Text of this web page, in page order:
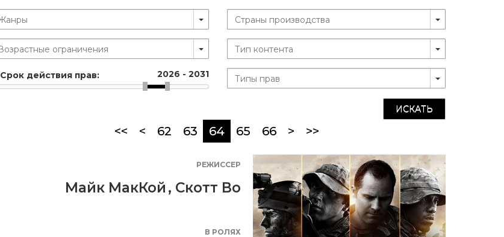
Срок действия прав: 2026 - 2031
ИСКАТЬ
<<
< 62 63 64(current)
65 66 > >>
РЕЖИССЕР
Майк МакКой , Скотт Во
В РОЛЯХ